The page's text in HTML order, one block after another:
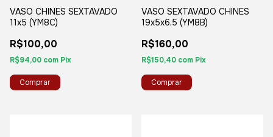
VASO CHINES SEXTAVADO
11x5 (YM8C)
R$100,00
R$94,00 com Pix
VASO SEXTAVADO CHINES
19x5x6,5 (YM8B)
R$160,00
R$150,40 com Pix